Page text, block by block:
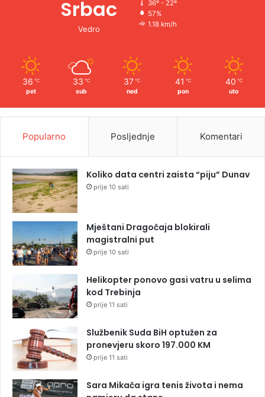
Srbac
Vedro
36º - 22º
57%
1.18 km/h
36 ℃
pet
33 ℃
sub
37 ℃
ned
41 ℃
pon
40 ℃
uto
Popularno Posljednje Komentari
Koliko data centri zaista “piju” Dunav
prije 10 sati
Mještani Dragočaja blokirali
magistralni put
prije 10 sati
Helikopter ponovo gasi vatru u selima
kod Trebinja
prije 11 sati
Službenik Suda BiH optužen za
pronevjeru skoro 197.000 KM
prije 11 sati
Sara Mikača igra tenis života i nema